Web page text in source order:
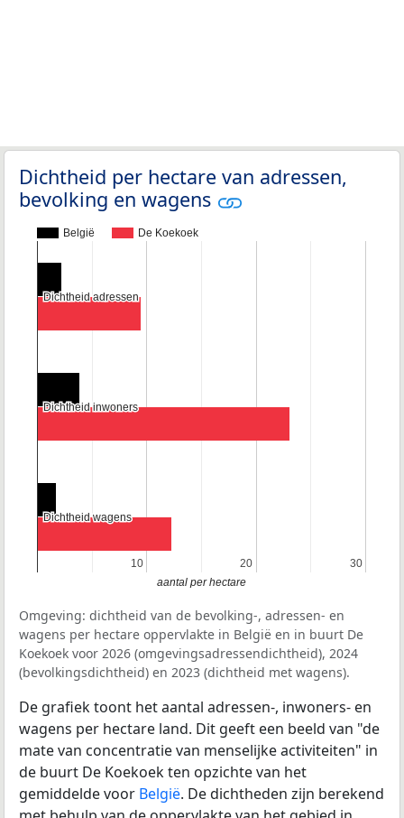
Dichtheid per hectare van adressen,
bevolking en wagens
België De Koekoek
10
10 20
20 30
30
Dichtheid adressen
Dichtheid adressen
Dichtheid inwoners
Dichtheid inwoners
Dichtheid wagens
Dichtheid wagens
aantal per hectare
Omgeving: dichtheid van de bevolking-, adressen- en
wagens per hectare oppervlakte in België en in buurt De
Koekoek voor 2026 (omgevingsadressendichtheid), 2024
(bevolkingsdichtheid) en 2023 (dichtheid met wagens).
De grafiek toont het aantal adressen-, inwoners- en
wagens per hectare land. Dit geeft een beeld van "de
mate van concentratie van menselijke activiteiten" in
de buurt De Koekoek ten opzichte van het
gemiddelde voor België. De dichtheden zijn berekend